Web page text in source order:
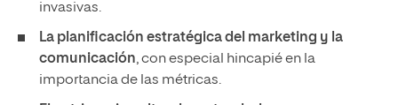
invasivas.
La planificación estratégica del marketing y la
comunicación, con especial hincapié en la
importancia de las métricas.